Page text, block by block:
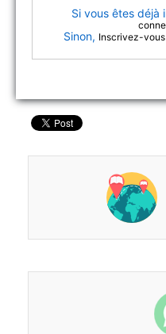
Si vous êtes déjà
Sinon, Inscrivez-